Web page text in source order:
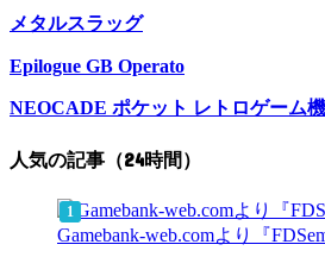
メタルスラッグ
Epilogue GB Operato
NEOCADE ポケット レトロゲーム機
人気の記事（24時間）
Gamebank-web.comより『